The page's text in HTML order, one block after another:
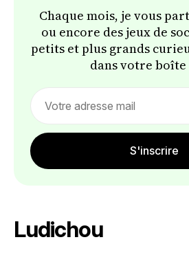
Chaque mois, je vous
ou encore des jeux de
petits et plus grands
dans votre
S'inscrire
Ludichou